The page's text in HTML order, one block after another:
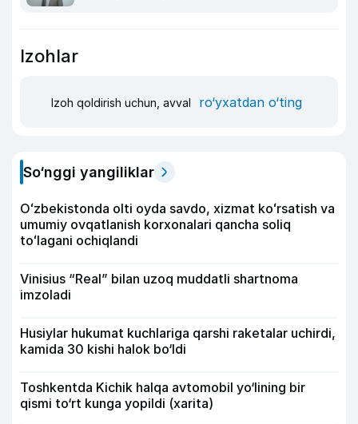
Izohlar
Izoh qoldirish uchun, avval ro‘yxatdan o‘ting
So‘nggi yangiliklar
Oʻzbekistonda olti oyda savdo, xizmat koʻrsatish va
umumiy ovqatlanish korxonalari qancha soliq
toʻlagani ochiqlandi
Vinisius “Real” bilan uzoq muddatli shartnoma
imzoladi
Husiylar hukumat kuchlariga qarshi raketalar uchirdi,
kamida 30 kishi halok bo‘ldi
Toshkentda Kichik halqa avtomobil yo‘lining bir
qismi to‘rt kunga yopildi (xarita)